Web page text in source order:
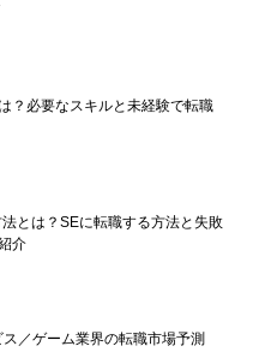
？必要なスキルと未経験で転職
とは？SEに転職する方法と失敗
介
ス／ゲーム業界の転職市場予測